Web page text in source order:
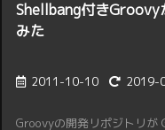
Shellbang付きGroovy
みた
2011-10-10 2019-
Groovyの開発リポジトリ